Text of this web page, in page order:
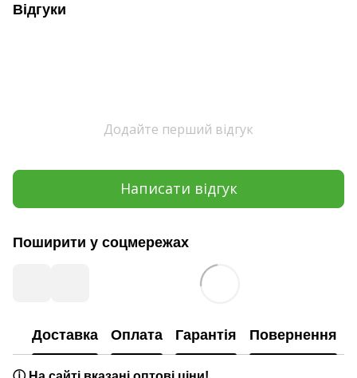
Відгуки
Додайте перший відгук
Написати відгук
Поширити у соцмережах
Доставка Оплата Гарантія Повернення